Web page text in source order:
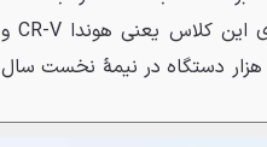
به‌طورکلی، هر سه این شاسی‌بلندها برای رقابت با پرفروش‌ترین‌های این کلاس یعنی هوندا CR-V و
تویوتا راوفور کار سختی در پیش دارند اما اکوئناکس با فروش 130 هزار دستگاه در نیمهٔ نخست سال